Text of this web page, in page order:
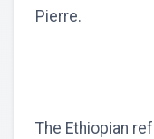
Pierre.
The Ethiopian